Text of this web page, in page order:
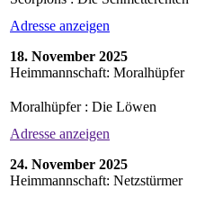
Adresse anzeigen
18. November 2025
Heimmannschaft: Moralhüpfer
Moralhüpfer : Die Löwen
Adresse anzeigen
24. November 2025
Heimmannschaft: Netzstürmer